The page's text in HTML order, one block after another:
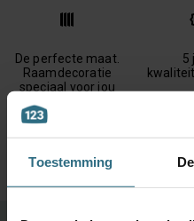
Toestemming
De perfecte maat.
Raamdecoratie
speciaal voor jou
gemaakt
5